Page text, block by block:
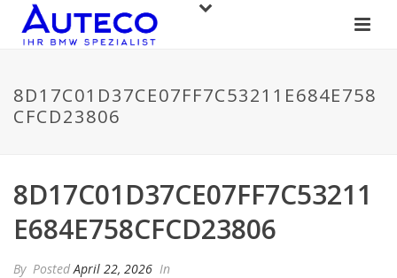
8D17C01D37CE07FF7C53211E684E758
CFCD23806
8D17C01D37CE07FF7C53211
E684E758CFCD23806
By PostedApril 22, 2026 In